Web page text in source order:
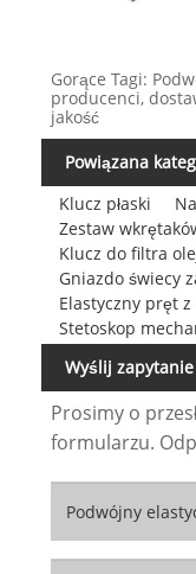
Gorące Tagi:
producenci,
jakość
Powiązana
Klucz płaski
Zestaw
Klucz do filtra
Gniazdo świecy
Elastyczny pręt
Stetoskop
Wyślij zapytanie
Prosimy o
formularzu.